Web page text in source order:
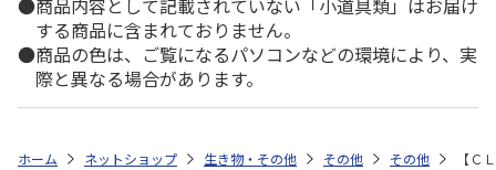
する商品に含まれておりません。
商品の色は、ご覧になるパソコンなどの環境により、実
際と異なる場合があります。
ホーム ネットショップ 生き物・その他 その他 その他 【